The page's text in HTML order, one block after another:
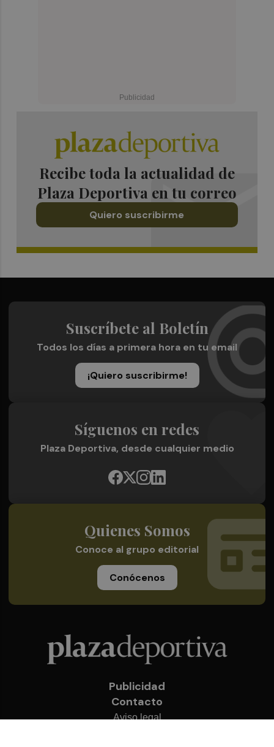
Recibe toda la actualidad de
Plaza Deportiva en tu correo
Quiero suscribirme
Suscríbete al Boletín
Todos los días a primera hora en tu email
¡Quiero suscribirme!
Síguenos en redes
Plaza Deportiva, desde cualquier medio
Quienes Somos
Conoce al grupo editorial
Conócenos
Publicidad
Contacto
Aviso legal